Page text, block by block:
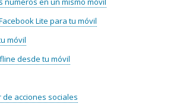
Lite para tu móvil
móvil
desde tu móvil
acciones sociales